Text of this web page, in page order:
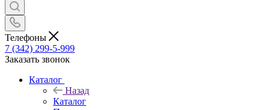
Телефоны
7 (342) 299-5-999
Заказать звонок
Каталог
Назад
Каталог